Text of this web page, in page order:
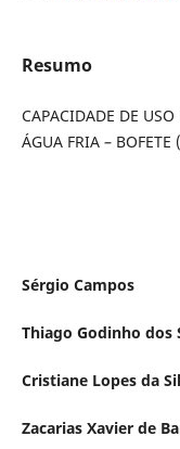
Resumo
CAPACIDADE DE
ÁGUA FRIA – BOFETE
Sérgio Campos
Thiago Godinho dos
Cristiane Lopes da
Zacarias Xavier de